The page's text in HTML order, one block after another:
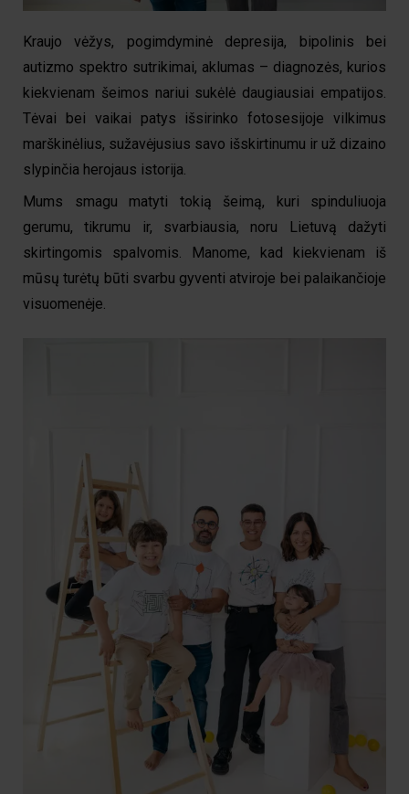
Kraujo vėžys, pogimdyminė depresija, bipolinis bei
autizmo spektro sutrikimai, aklumas – diagnozės, kurios
kiekvienam šeimos nariui sukėlė daugiausiai empatijos.
Tėvai bei vaikai patys išsirinko fotosesijoje vilkimus
marškinėlius, sužavėjusius savo išskirtinumu ir už dizaino
slypinčia herojaus istorija.
Mums smagu matyti tokią šeimą, kuri spinduliuoja
gerumu, tikrumu ir, svarbiausia, noru Lietuvą dažyti
skirtingomis spalvomis. Manome, kad kiekvienam iš
mūsų turėtų būti svarbu gyventi atviroje bei palaikančioje
visuomenėje.